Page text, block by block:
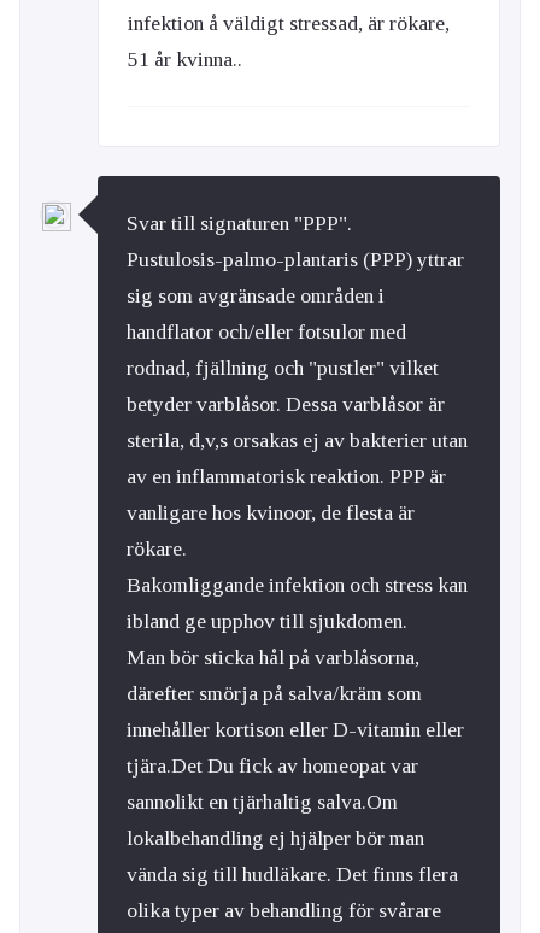
infektion å väldigt stressad, är rökare,
51 år kvinna..
Svar till signaturen "PPP".
Pustulosis-palmo-plantaris (PPP) yttrar
sig som avgränsade områden i
handflator och/eller fotsulor med
rodnad, fjällning och "pustler" vilket
betyder varblåsor. Dessa varblåsor är
sterila, d,v,s orsakas ej av bakterier utan
av en inflammatorisk reaktion. PPP är
vanligare hos kvinoor, de flesta är
rökare.
Bakomliggande infektion och stress kan
ibland ge upphov till sjukdomen.
Man bör sticka hål på varblåsorna,
därefter smörja på salva/kräm som
innehåller kortison eller D-vitamin eller
tjära.Det Du fick av homeopat var
sannolikt en tjärhaltig salva.Om
lokalbehandling ej hjälper bör man
vända sig till hudläkare. Det finns flera
olika typer av behandling för svårare